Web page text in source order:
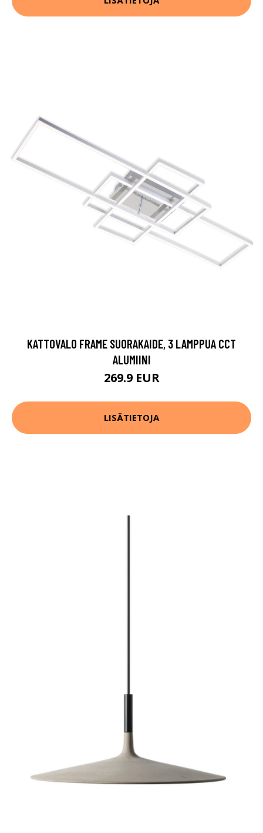
KATTOVALO FRAME SUORAKAIDE, 3 LAMPPUA CCT
ALUMIINI
269.9 EUR
LISÄTIETOJA